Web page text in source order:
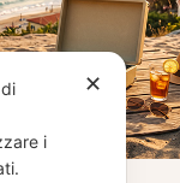
✕
i